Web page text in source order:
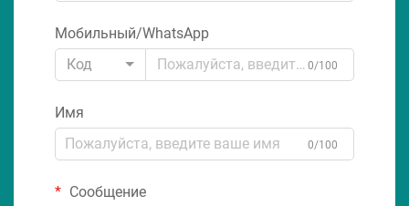
Мобильный/WhatsApp
Код
0/100
Имя
0/100
Сообщение